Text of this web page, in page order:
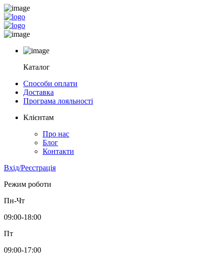
Каталог
Способи оплати
Доставка
Програма лояльності
Клієнтам
Про нас
Блог
Контакти
Вхід/Реєстрація
Режим роботи
Пн-Чт
09:00-18:00
Пт
09:00-17:00